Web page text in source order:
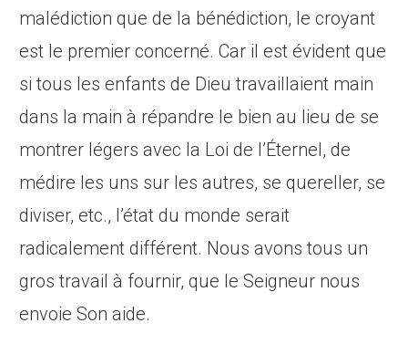
malédiction que de la bénédiction, le croyant
est le premier concerné. Car il est évident que
si tous les enfants de Dieu travaillaient main
dans la main à répandre le bien au lieu de se
montrer légers avec la Loi de l’Éternel, de
médire les uns sur les autres, se quereller, se
diviser, etc., l’état du monde serait
radicalement différent. Nous avons tous un
gros travail à fournir, que le Seigneur nous
envoie Son aide.